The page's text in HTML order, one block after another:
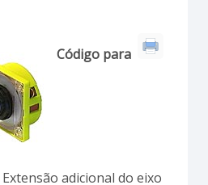
Código para
Extensão adicional do eixo